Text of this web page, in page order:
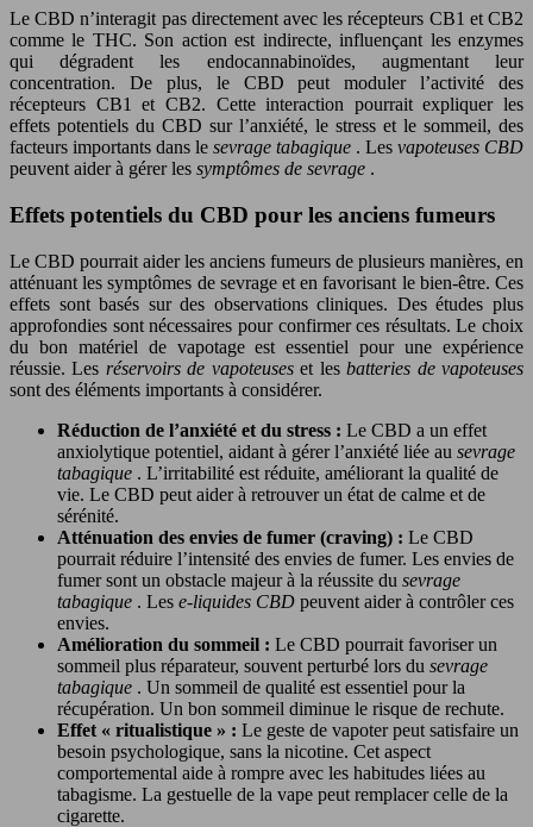
Le CBD n’interagit pas directement avec les récepteurs CB1 et CB2
comme le THC. Son action est indirecte, influençant les enzymes
qui dégradent les endocannabinoïdes, augmentant leur
concentration. De plus, le CBD peut moduler l’activité des
récepteurs CB1 et CB2. Cette interaction pourrait expliquer les
effets potentiels du CBD sur l’anxiété, le stress et le sommeil, des
facteurs importants dans le sevrage tabagique . Les vapoteuses CBD
peuvent aider à gérer les symptômes de sevrage .
Effets potentiels du CBD pour les anciens fumeurs
Le CBD pourrait aider les anciens fumeurs de plusieurs manières, en
atténuant les symptômes de sevrage et en favorisant le bien-être. Ces
effets sont basés sur des observations cliniques. Des études plus
approfondies sont nécessaires pour confirmer ces résultats. Le choix
du bon matériel de vapotage est essentiel pour une expérience
réussie. Les réservoirs de vapoteuseset lesbatteries de vapoteuses
sont des éléments importants à considérer.
Réduction de l’anxiété et du stress : Le CBD a un effet
anxiolytique potentiel, aidant à gérer l’anxiété liée au sevrage
tabagique . L’irritabilité est réduite, améliorant la qualité de
vie. Le CBD peut aider à retrouver un état de calme et de
sérénité.
Atténuation des envies de fumer (craving) : Le CBD
pourrait réduire l’intensité des envies de fumer. Les envies de
fumer sont un obstacle majeur à la réussite du sevrage
tabagique . Les e-liquides CBD peuvent aider à contrôler ces
envies.
Amélioration du sommeil : Le CBD pourrait favoriser un
sommeil plus réparateur, souvent perturbé lors du sevrage
tabagique . Un sommeil de qualité est essentiel pour la
récupération. Un bon sommeil diminue le risque de rechute.
Effet « ritualistique » : Le geste de vapoter peut satisfaire un
besoin psychologique, sans la nicotine. Cet aspect
comportemental aide à rompre avec les habitudes liées au
tabagisme. La gestuelle de la vape peut remplacer celle de la
cigarette.